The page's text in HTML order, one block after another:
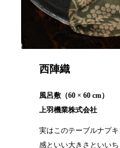
西陣織
風呂敷（60 × 60 cm）
上羽機業株式会社
実はこのテーブルナプ
感といい大きさといい